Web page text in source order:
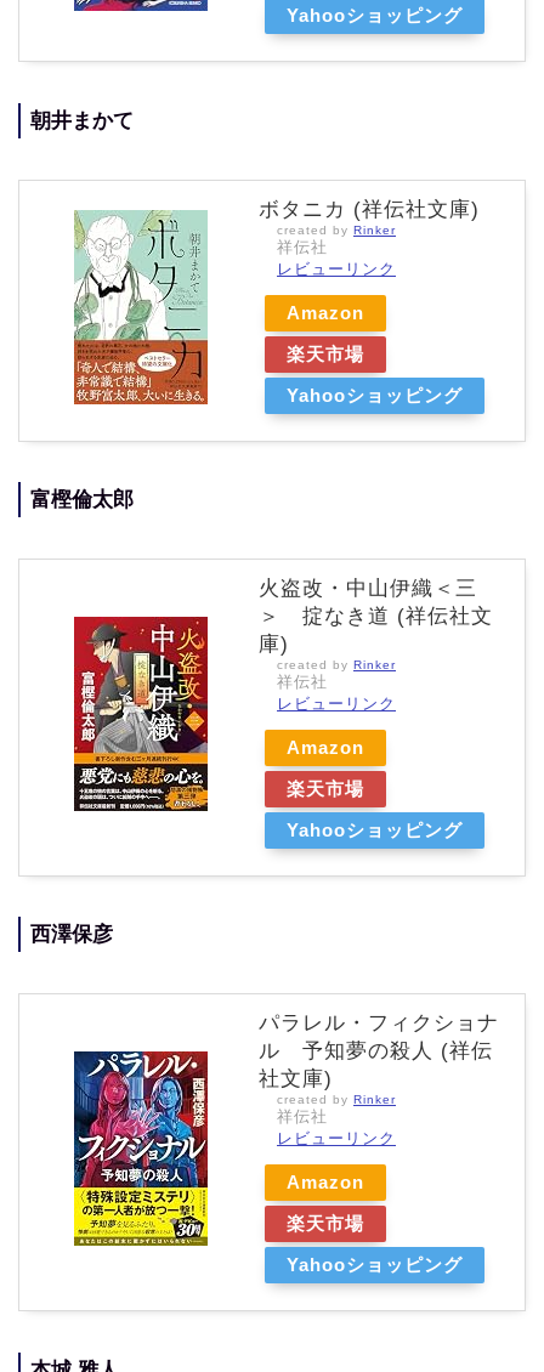
Yahooショッピング
朝井まかて
ボタニカ (祥伝社文庫)
created by Rinker
祥伝社
レビューリンク
Amazon
楽天市場
Yahooショッピング
富樫倫太郎
火盗改・中山伊織＜三
＞ 掟なき道 (祥伝社文
庫)
created by Rinker
祥伝社
レビューリンク
Amazon
楽天市場
Yahooショッピング
西澤保彦
パラレル・フィクショナ
ル 予知夢の殺人 (祥伝
社文庫)
created by Rinker
祥伝社
レビューリンク
Amazon
楽天市場
Yahooショッピング